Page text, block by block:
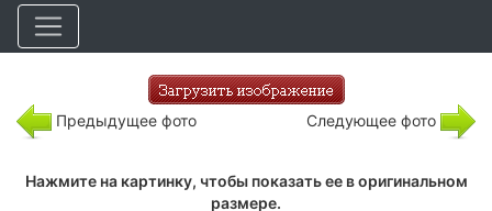
Предыдущее фото Следующее фото
Нажмите на картинку, чтобы показать ее в оригинальном
размере.